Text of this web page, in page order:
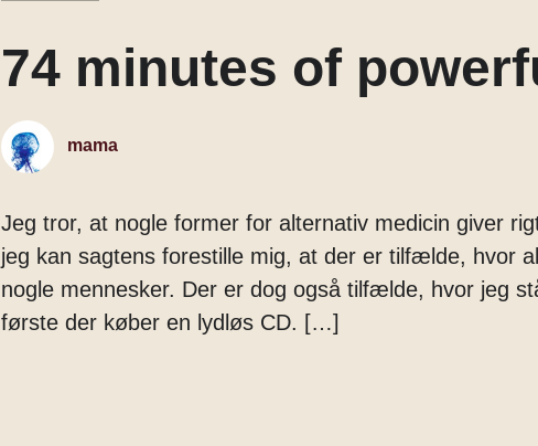
Balance og stofskifte
Margarine
Tænder
74 minutes of
mama
Jeg tror, at nogle former for alternativ medicin giver
jeg kan sagtens forestille mig, at der er tilfælde, hvor
nogle mennesker. Der er dog også tilfælde, hvor jeg
første der køber en lydløs CD. […]